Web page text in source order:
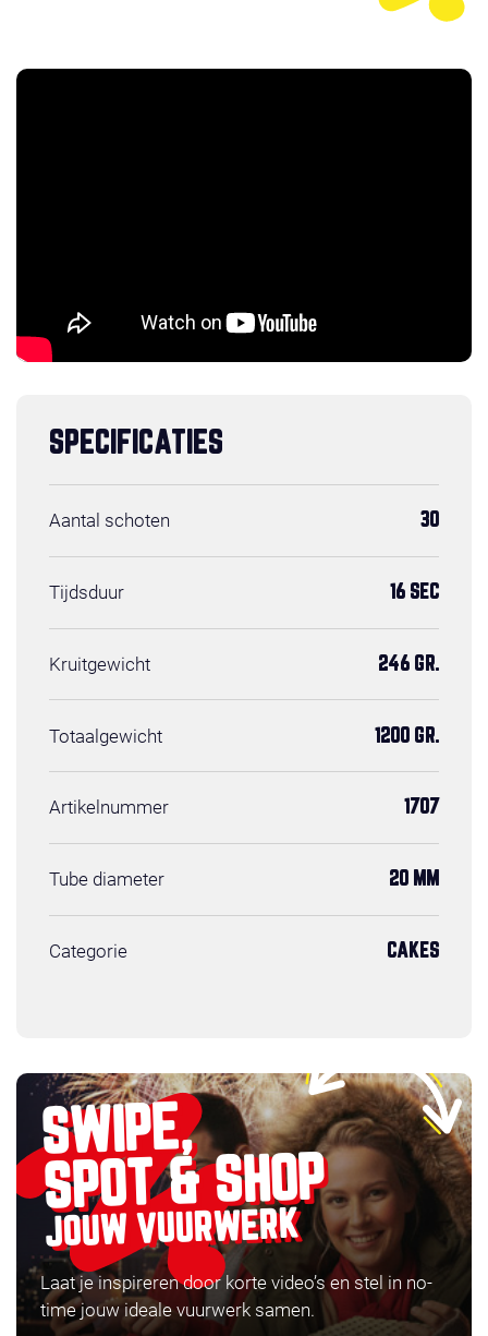
SPECIFICATIES
Aantal schoten 30
Tijdsduur 16 SEC
Kruitgewicht 246 GR.
Totaalgewicht 1200 GR.
Artikelnummer 1707
Tube diameter 20 MM
Categorie CAKES
SWIPE,
SPOT & SHOP
JOUW VUURWERK
Laat je inspireren door korte video’s en stel in no-
time jouw ideale vuurwerk samen.